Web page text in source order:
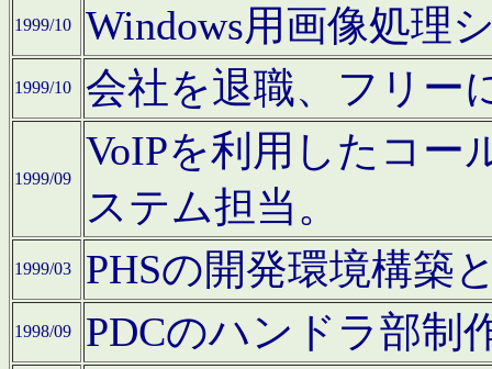
1999/10 Windows用画像処理
1999/10 会社を退職、フリー
1999/09
VoIPを利用したコー
ステム担当。
1999/03 PHSの開発環境構築
1998/09 PDCのハンドラ部制